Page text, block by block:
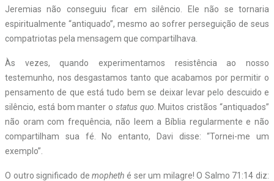
Jeremias não conseguiu ficar em silêncio. Ele não se tornaria
espiritualmente “antiquado”, mesmo ao sofrer perseguição de seus
compatriotas pela mensagem que compartilhava.
Às vezes, quando experimentamos resistência ao nosso
testemunho, nos desgastamos tanto que acabamos por permitir o
pensamento de que está tudo bem se deixar levar pelo descuido e
silêncio, está bom manter o status quo . Muitos cristãos “antiquados”
não oram com frequência, não leem a Bíblia regularmente e não
compartilham sua fé. No entanto, Davi disse: “Tornei-me um
exemplo”.
O outro significado demopheth é ser um milagre! O Salmo 71:14 diz: